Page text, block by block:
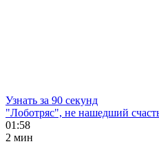
Узнать за 90 секунд
"Лоботряс", не нашедший
01:58
2 мин